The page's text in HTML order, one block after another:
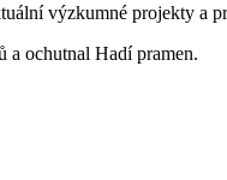
výzkumné projekty a
a ochutnal Hadí pramen.